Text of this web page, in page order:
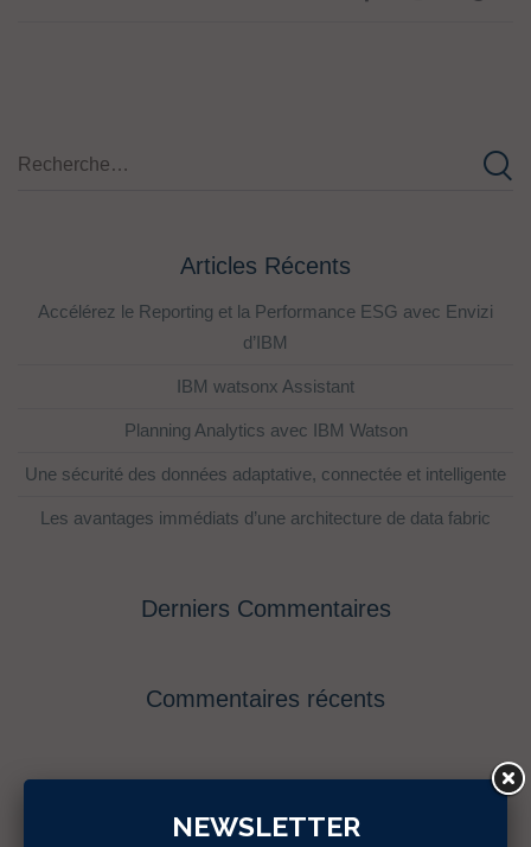
Articles Récents
Accélérez le Reporting et la Performance ESG avec Envizi
d’IBM
IBM watsonx Assistant
Planning Analytics avec IBM Watson
Une sécurité des données adaptative, connectée et intelligente
Les avantages immédiats d’une architecture de data fabric
Derniers Commentaires
Commentaires récents
Évènements
NEWSLETTER